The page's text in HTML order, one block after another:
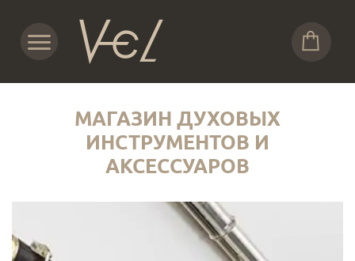
МАГАЗИН ДУХОВЫХ
ИНСТРУМЕНТОВ И
АКСЕССУАРОВ